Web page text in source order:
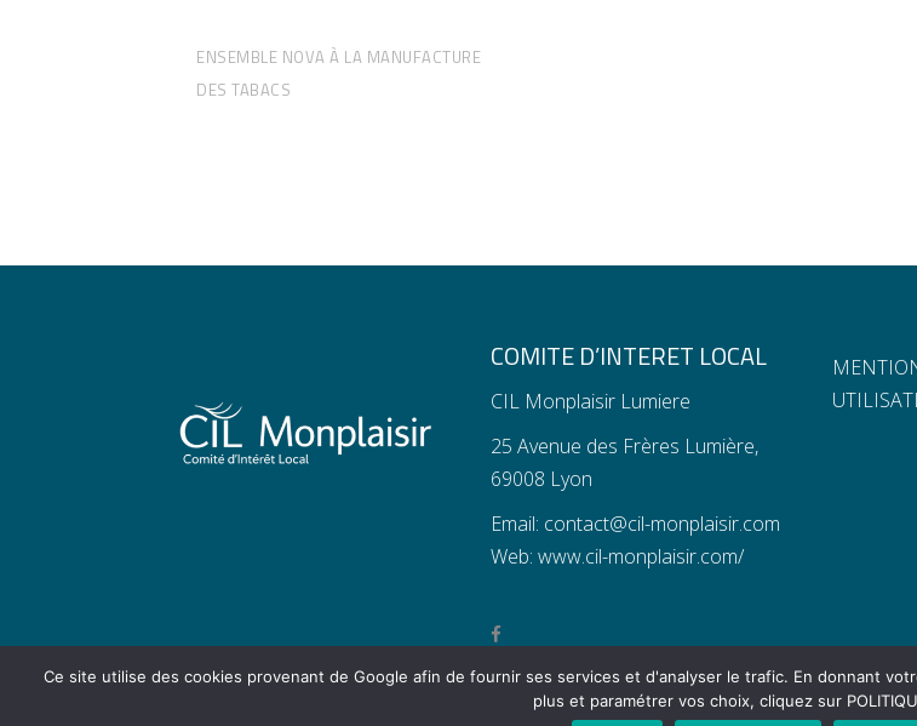
ENSEMBLE NOVA À LA MANUFACTURE
DES TABACS
COMITE D’INTERET LOCAL
CIL Monplaisir Lumiere
25 Avenue des Frères Lumière,
69008 Lyon
Email: contact@cil-monplaisir.com
Web: www.cil-monplaisir.com/
Ce site utilise des cookies provenant de Google afin de fournir ses services et d'analyser le trafic. En donnant
plus et paramétrer vos choix, cliquez sur